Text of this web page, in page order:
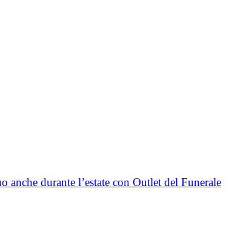
anche durante l’estate con Outlet del Funerale